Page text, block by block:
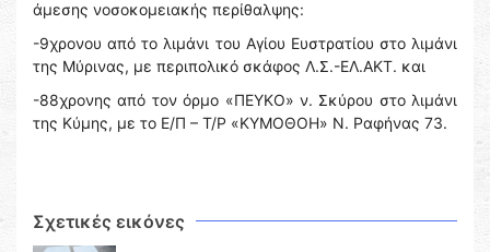
άμεσης νοσοκομειακής περίθαλψης:
-9χρονου από το λιμάνι του Αγίου Ευστρατίου στο λιμάνι
της Μύρινας, με περιπολικό σκάφος Λ.Σ.-ΕΛ.ΑΚΤ. και
-88χρονης από τον όρμο «ΠΕΥΚΟ» ν. Σκύρου στο λιμάνι
της Κύμης, με το Ε/Π – Τ/Ρ «ΚΥΜΟΘΟΗ» Ν. Ραφήνας 73.
Σχετικές εικόνες